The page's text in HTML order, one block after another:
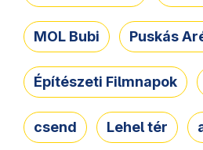
MOL Bubi Puskás
Építészeti Filmnapok
csend Lehel tér